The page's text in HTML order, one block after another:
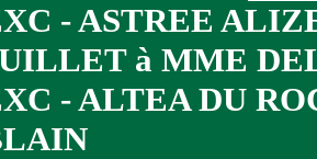
- ASTREE
à MME
- ALTEA DU